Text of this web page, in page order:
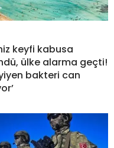
keyfi kabusa
ülke alarma geçti!
yiyen bakteri can